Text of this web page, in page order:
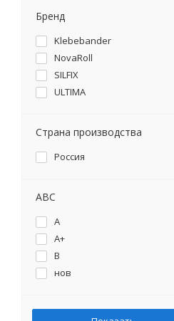
Бренд
Klebebander
NovaRoll
SILFIX
ULTIMA
Страна производства
Россия
ABC
A
A+
B
нов